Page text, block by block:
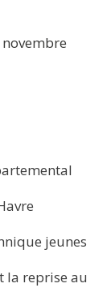
novembre
jeunes
la reprise au